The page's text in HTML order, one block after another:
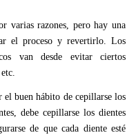
varias razones, pero hay una
el proceso y revertirlo. Los
van desde evitar ciertos
buen hábito de cepillarse los
debe cepillarse los dientes
de que cada diente esté